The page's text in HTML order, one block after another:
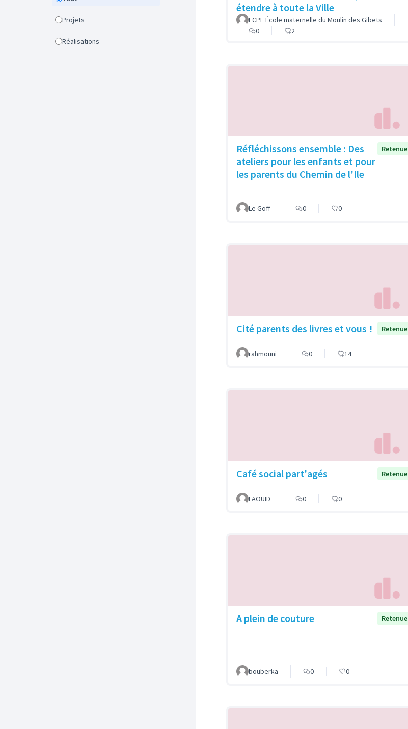
Projets
Réalisations
étendre à toute la Ville
FCPE École maternelle du Moulin des Gibets
0
2
Réfléchissons ensemble : Des
ateliers pour les enfants et pour
les parents du Chemin de l'Ile
Retenue
Le Goff 0 0
Cité parents des livres et vous ! Retenue
rahmouni 0 14
Café social part'agés Retenue
LAOUID 0 0
A plein de couture Retenue
bouberka 0 0